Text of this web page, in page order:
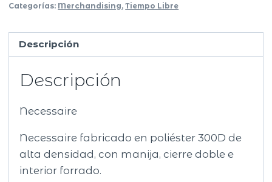
Categorías: Merchandising,Tiempo Libre
Descripción
Descripción
Necessaire
Necessaire fabricado en poliéster 300D de
alta densidad, con manija, cierre doble e
interior forrado.